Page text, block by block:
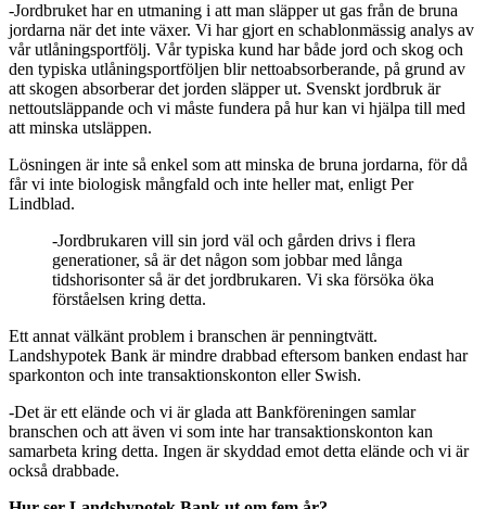
-Jordbruket har en utmaning i att man släpper ut gas från de bruna
jordarna när det inte växer. Vi har gjort en schablonmässig analys av
vår utlåningsportfölj. Vår typiska kund har både jord och skog och
den typiska utlåningsportföljen blir nettoabsorberande, på grund av
att skogen absorberar det jorden släpper ut. Svenskt jordbruk är
nettoutsläppande och vi måste fundera på hur kan vi hjälpa till med
att minska utsläppen.
Lösningen är inte så enkel som att minska de bruna jordarna, för då
får vi inte biologisk mångfald och inte heller mat, enligt Per
Lindblad.
-Jordbrukaren vill sin jord väl och gården drivs i flera
generationer, så är det någon som jobbar med långa
tidshorisonter så är det jordbrukaren. Vi ska försöka öka
förståelsen kring detta.
Ett annat välkänt problem i branschen är penningtvätt.
Landshypotek Bank är mindre drabbad eftersom banken endast har
sparkonton och inte transaktionskonton eller Swish.
-Det är ett elände och vi är glada att Bankföreningen samlar
branschen och att även vi som inte har transaktionskonton kan
samarbeta kring detta. Ingen är skyddad emot detta elände och vi är
också drabbade.